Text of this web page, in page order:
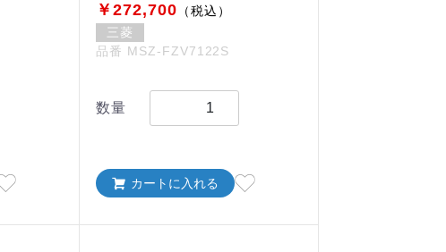
￥272,700 （税込）
三菱
品番 MSZ-FZV7122S
数量
カートに入れる